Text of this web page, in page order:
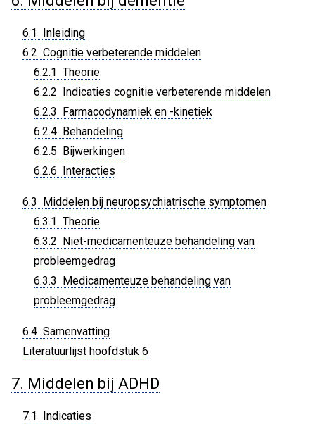
6.1 Inleiding
6.2 Cognitie verbeterende middelen
6.2.1 Theorie
6.2.2 Indicaties cognitie verbeterende middelen
6.2.3 Farmacodynamiek en -kinetiek
6.2.4 Behandeling
6.2.5 Bijwerkingen
6.2.6 Interacties
6.3 Middelen bij neuropsychiatrische symptomen
6.3.1 Theorie
6.3.2 Niet-medicamenteuze behandeling van
probleemgedrag
6.3.3 Medicamenteuze behandeling van
probleemgedrag
6.4 Samenvatting
Literatuurlijst hoofdstuk 6
7. Middelen bij ADHD
7.1 Indicaties